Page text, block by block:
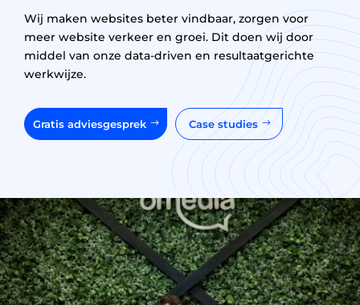
Wij maken websites beter vindbaar, zorgen voor
meer website verkeer en groei. Dit doen wij door
middel van onze data-driven en resultaatgerichte
werkwijze.
Gratis adviesgesprek Case studies